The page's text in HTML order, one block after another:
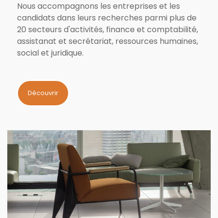
Nous accompagnons les entreprises et les
candidats dans leurs recherches parmi plus de
20 secteurs d'activités, finance et comptabilité,
assistanat et secrétariat, ressources humaines,
social et juridique.
Découvrir